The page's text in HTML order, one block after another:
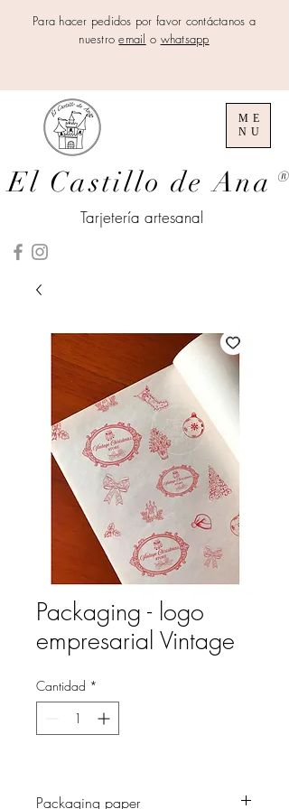
Para hacer pedidos por favor contáctanos a
nuestroemail o whatsapp
El Castillo de Ana ®
ME
NU
Tarjetería artesanal
Packaging - logo
empresarial Vintage
Cantidad *
Packaging paper